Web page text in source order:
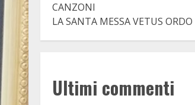
CANZONI
LA SANTA MESSA VETUS ORDO
Ultimi commenti